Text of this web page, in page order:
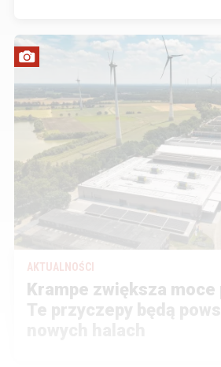
AKTUALNOŚCI
Krampe zwiększa
Te przyczepy będą